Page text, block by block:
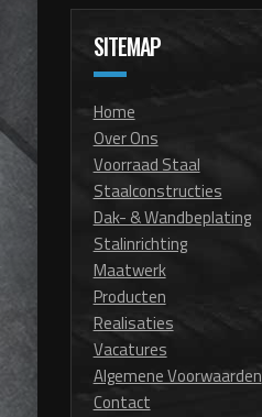
SITEMAP
Home
Over Ons
Voorraad Staal
Staalconstructies
Dak- & Wandbeplating
Stalinrichting
Maatwerk
Producten
Realisaties
Vacatures
Algemene Voorwaarden
Contact